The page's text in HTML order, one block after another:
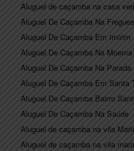
Aluguel de caçamba na casa
Aluguel De Caçamba Na
Aluguel De Caçamba Em Imirim
Aluguel De Caçamba Na Moema
Aluguel De Caçamba Na Parada
Aluguel De Caçamba Em Santa
Aluguel De Caçamba Bairro
Aluguel De Caçamba Na Saúde
Aluguel de caçamba na vila
Aluguel de caçamba na vila